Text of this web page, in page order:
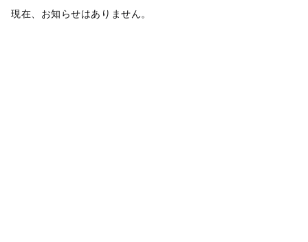
現在、お知らせはありません。